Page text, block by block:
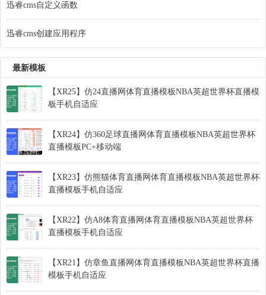
迅睿cms自定义函数
迅睿cms创建应用程序
最新模板
【XR25】仿24直播网体育直播模板NBA英超世界杯直播模
板手机自适应
【XR24】仿360足球直播网体育直播模板NBA英超世界杯
直播模板PC+移动端
【XR23】仿熊猫体育直播网体育直播模板NBA英超世界杯
直播模板手机自适应
【XR22】仿A8体育直播网体育直播模板NBA英超世界杯
直播模板手机自适应
【XR21】仿章鱼直播网体育直播模板NBA英超世界杯直播
模板手机自适应